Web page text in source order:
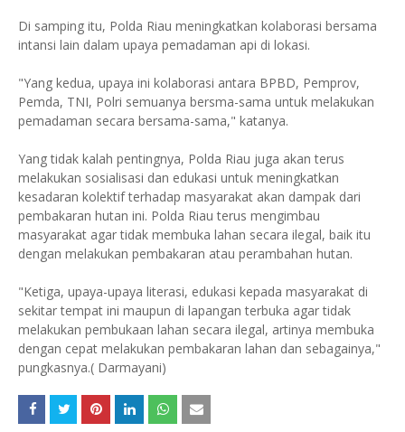
Di samping itu, Polda Riau meningkatkan kolaborasi bersama
intansi lain dalam upaya pemadaman api di lokasi.
"Yang kedua, upaya ini kolaborasi antara BPBD, Pemprov,
Pemda, TNI, Polri semuanya bersma-sama untuk melakukan
pemadaman secara bersama-sama," katanya.
Yang tidak kalah pentingnya, Polda Riau juga akan terus
melakukan sosialisasi dan edukasi untuk meningkatkan
kesadaran kolektif terhadap masyarakat akan dampak dari
pembakaran hutan ini. Polda Riau terus mengimbau
masyarakat agar tidak membuka lahan secara ilegal, baik itu
dengan melakukan pembakaran atau perambahan hutan.
"Ketiga, upaya-upaya literasi, edukasi kepada masyarakat di
sekitar tempat ini maupun di lapangan terbuka agar tidak
melakukan pembukaan lahan secara ilegal, artinya membuka
dengan cepat melakukan pembakaran lahan dan sebagainya,"
pungkasnya.( Darmayani)